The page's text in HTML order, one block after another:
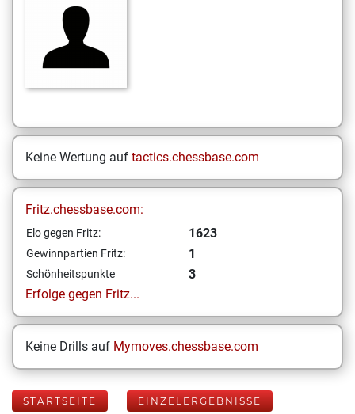
Keine Wertung auf tactics.chessbase.com
Fritz.chessbase.com:
Elo gegen Fritz: 1623
Gewinnpartien Fritz: 1
Schönheitspunkte
3
Erfolge gegen Fritz...
Keine Drills auf Mymoves.chessbase.com
STARTSEITE EINZELERGEBNISSE